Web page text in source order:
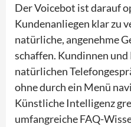
Der Voicebot ist darauf
Kundenanliegen klar zu
natürliche, angenehme
schaffen. Kundinnen
natürlichen
ohne durch ein Menü
Künstliche Intelligenz
umfangreiche FAQ-